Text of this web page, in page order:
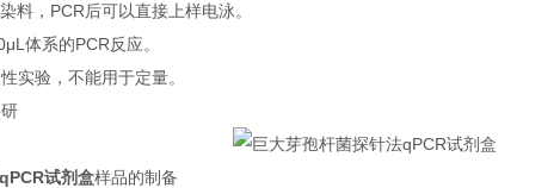
料，PCR后可以直接上样电泳。
体系的PCR反应。
实验，不能用于定量。
试剂盒样品的制备